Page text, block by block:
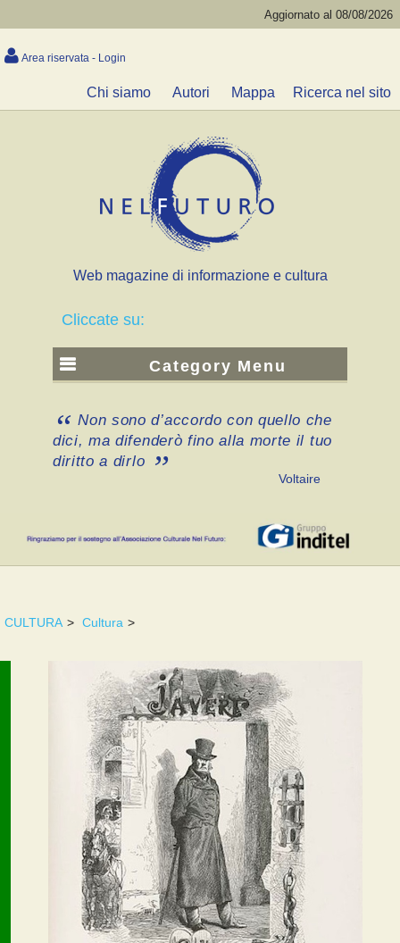
Aggiornato al 08/08/2026
Area riservata - Login
Chi siamo Autori Mappa Ricerca nel sito
Web magazine di informazione e cultura
Cliccate su:
Category Menu
Non sono d’accordo con quello che
dici, ma difenderò fino alla morte il tuo
diritto a dirlo
Voltaire
CULTURA > Cultura >